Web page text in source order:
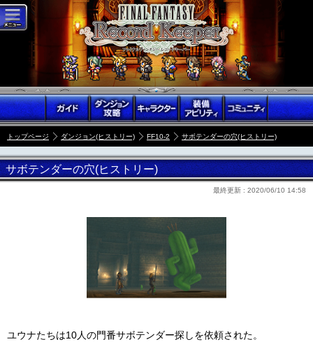
トップページ ダンジョン(ヒストリー) FF10-2 サボテンダーの穴(ヒストリー)
サボテンダーの穴(ヒストリー)
最終更新 : 2020/06/10 14:58
ユウナたちは10人の門番サボテンダー探しを依頼された。